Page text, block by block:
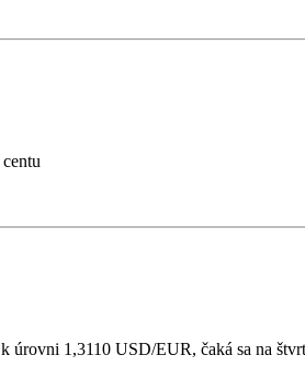
1,3110 USD/EUR, čaká sa na